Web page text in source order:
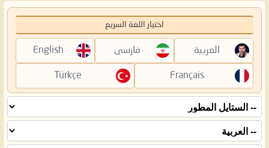
اختيار اللغة السريع
العربية فارسی English
Français
Türkçe